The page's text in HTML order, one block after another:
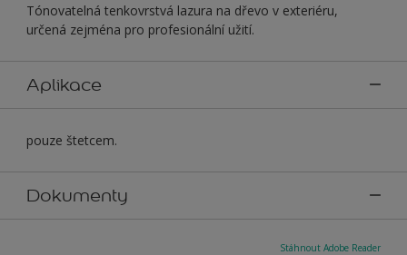
Tónovatelná tenkovrstvá lazura na dřevo v exteriéru,
určená zejména pro profesionální užití.
Aplikace
pouze štetcem.
Dokumenty
Stáhnout Adobe Reader